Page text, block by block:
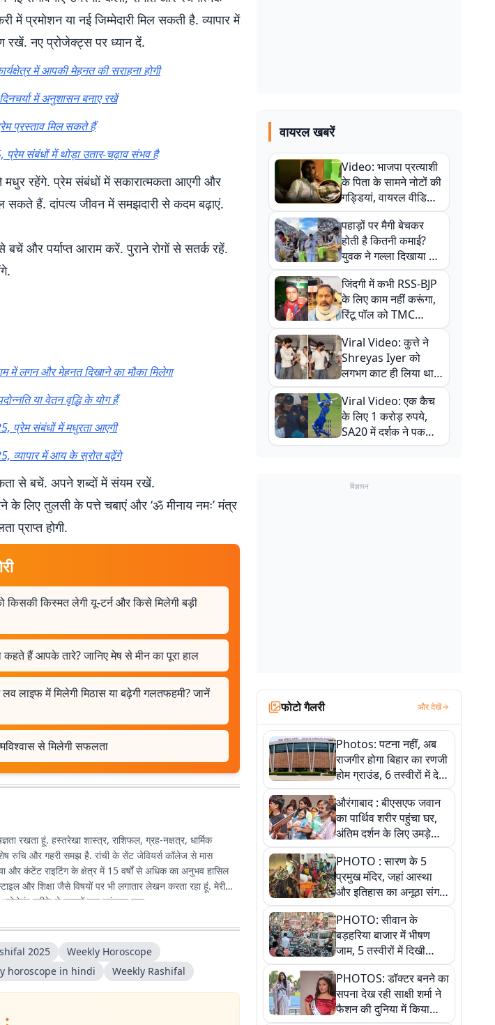
प्रमोशन या नई जिम्मेदारी मिल सकती है. व्यापार में
नए प्रोजेक्ट्स पर ध्यान दें.
में आपकी मेहनत की सराहना होगी
में अनुशासन बनाए रखें
प्रस्ताव मिल सकते हैं
संबंधों में थोड़ा उतार-चढ़ाव संभव है
मधुर रहेंगे. प्रेम संबंधों में सकारात्मकता आएगी और
सकते हैं. दांपत्य जीवन में समझदारी से कदम बढ़ाएं.
बचें और पर्याप्त आराम करें. पुराने रोगों से सतर्क रहें.
में लगन और मेहनत दिखाने का मौका मिलेगा
या वेतन वृद्धि के योग हैं
प्रेम संबंधों में मधुरता आएगी
व्यापार में आय के स्रोत बढ़ेंगे
से बचें. अपने शब्दों में संयम रखें.
के लिए तुलसी के पत्ते चबाएं और ‘ॐ मीनाय नमः’ मंत्र
प्राप्त होगी.
किस्मत लेगी यू-टर्न और किसे मिलेगी बड़ी
हैं आपके तारे? जानिए मेष से मीन का पूरा हाल
लाइफ में मिलेगी मिठास या बढ़ेगी गलतफहमी? जानें
से मिलेगी सफलता
रखता हूं. हस्तरेखा शास्त्र, राशिफल, ग्रह-नक्षत्र, धार्मिक
रुचि और गहरी समझ है. रांची के सेंट जेवियर्स कॉलेज से मास
और कंटेंट राइटिंग के क्षेत्र में 15 वर्षों से अधिक का अनुभव हासिल
और शिक्षा जैसे विषयों पर भी लगातार लेखन करता रहा हूं. मेरी
तरीके से पाठकों तक पहुंचाया जाए.
2025
Weekly Horoscope
horoscope in hindi Weekly Rashifal
वायरल खबरें
Video: भाजपा प्रत्याशी
के पिता के सामने नोटों की
गड्डियां, वायरल वीडियो
से राजनीति में उबाल,
अजित महतो बोले- TMC
की गंदी चाल
पहाड़ों पर मैगी बेचकर
होती है कितनी कमाई?
युवक ने गल्ला दिखाया तो
नौकरी वालों के खड़े हो गए
कान
जिंदगी में कभी RSS-BJP
के लिए काम नहीं करूंगा,
रिंटू पॉल को TMC
ऑफिस में ले जाकर पीटा,
Video वायरल
Viral Video: कुत्ते ने
Shreyas Iyer को
लगभग काट ही लिया था,
न्यूजीलैंड सीरीज से पहले
बाल-बाल बचे
Viral Video: एक कैच
के लिए 1 करोड़ रुपये,
SA20 में दर्शक ने पकड़ा
एक हाथ से गजब का कैच
विज्ञापन
फोटो गैलरी और देखें
Photos: पटना नहीं, अब
राजगीर होगा बिहार का रणजी
होम ग्राउंड, 6 तस्वीरों में देखें
नए स्टेडियम की पूरी कहानी
औरंगाबाद : बीएसएफ जवान
का पार्थिव शरीर पहुंचा घर,
अंतिम दर्शन के लिए उमड़े
लोग
PHOTO : सारण के 5
प्रमुख मंदिर, जहां आस्था
और इतिहास का अनूठा संगम,
तस्वीरों में जानिए
PHOTO: सीवान के
बड़हरिया बाजार में भीषण
जाम, 5 तस्वीरों में दिखी
अव्यवस्था
PHOTOS: डॉक्टर बनने का
सपना देख रही साक्षी शर्मा ने
फैशन की दुनिया में किया